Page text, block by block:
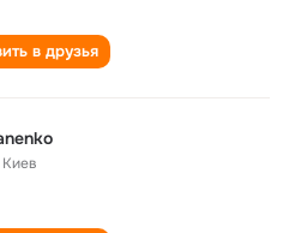
в друзья
Киев